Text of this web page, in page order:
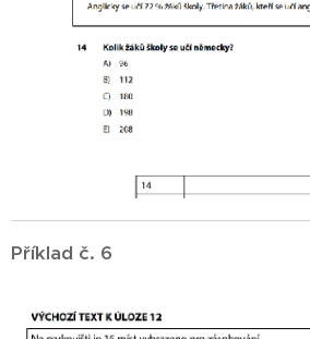
Příklad č. 6